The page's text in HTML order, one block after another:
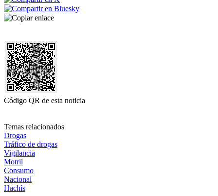
Código QR de esta noticia
Temas relacionados
Drogas
Tráfico de drogas
Vigilancia
Motril
Consumo
Nacional
Hachís